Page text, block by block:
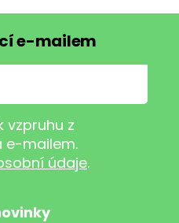
e-mailem
vzpruhu z
e-mailem.
údaje.